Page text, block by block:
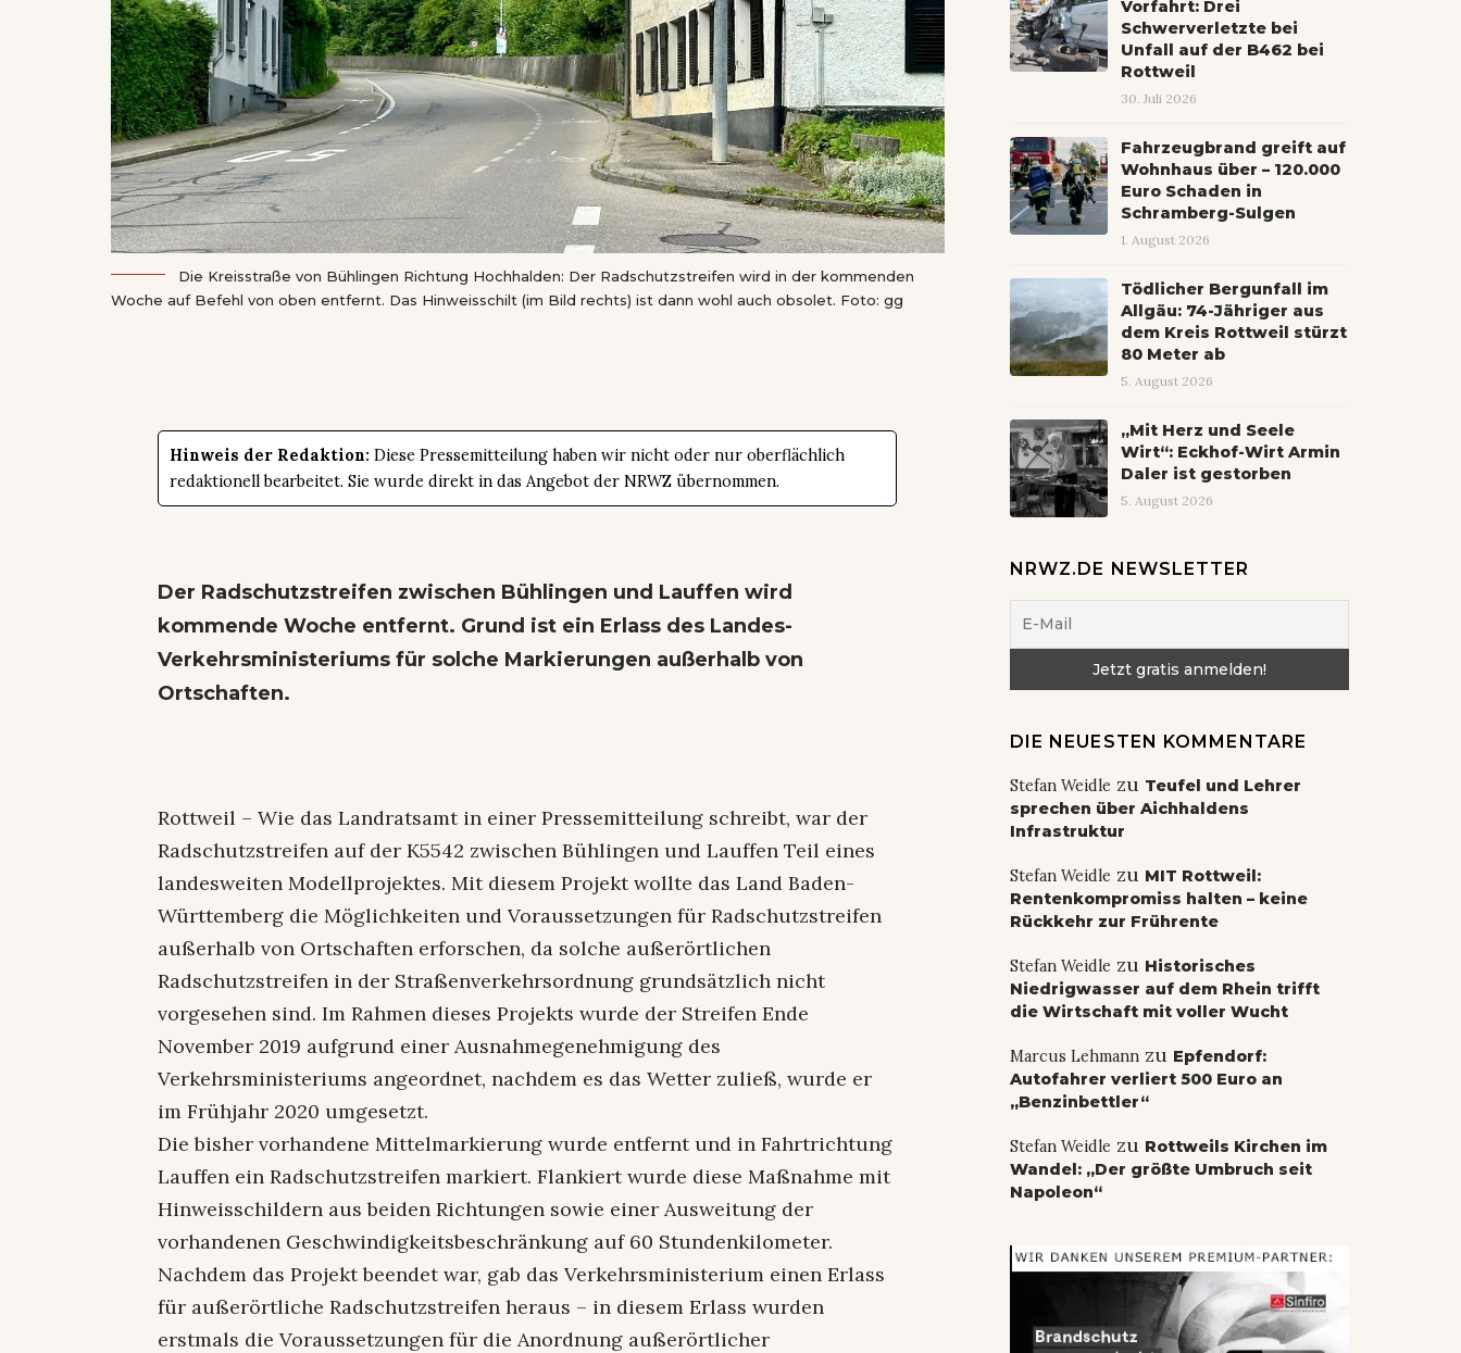
Die Kreisstraße von Bühlingen Richtung Hochhalden: Der Radschutzstreifen wird in der kommenden
Woche auf Befehl von oben entfernt. Das Hinweisschilt (im Bild rechts) ist dann wohl auch obsolet. Foto: gg
Hinweis der Redaktion: Diese Pressemitteilung haben wir nicht oder nur oberflächlich
redaktionell bearbeitet. Sie wurde direkt in das Angebot der NRWZ übernommen.
Der Radschutzstreifen zwischen Bühlingen und Lauffen wird
kommende Woche entfernt. Grund ist ein Erlass des Landes-
Verkehrsministeriums für solche Markierungen außerhalb von
Ortschaften.
Rottweil – Wie das Landratsamt in einer Pressemitteilung schreibt, war der
Radschutzstreifen auf der K5542 zwischen Bühlingen und Lauffen Teil eines
landesweiten Modellprojektes. Mit diesem Projekt wollte das Land Baden-
Württemberg die Möglichkeiten und Voraussetzungen für Radschutzstreifen
außerhalb von Ortschaften erforschen, da solche außerörtlichen
Radschutzstreifen in der Straßenverkehrsordnung grundsätzlich nicht
vorgesehen sind. Im Rahmen dieses Projekts wurde der Streifen Ende
November 2019 aufgrund einer Ausnahmegenehmigung des
Verkehrsministeriums angeordnet, nachdem es das Wetter zuließ, wurde er
im Frühjahr 2020 umgesetzt.
Die bisher vorhandene Mittelmarkierung wurde entfernt und in Fahrtrichtung
Lauffen ein Radschutzstreifen markiert. Flankiert wurde diese Maßnahme mit
Hinweisschildern aus beiden Richtungen sowie einer Ausweitung der
vorhandenen Geschwindigkeitsbeschränkung auf 60 Stundenkilometer.
Nachdem das Projekt beendet war, gab das Verkehrsministerium einen Erlass
für außerörtliche Radschutzstreifen heraus – in diesem Erlass wurden
erstmals die Voraussetzungen für die Anordnung außerörtlicher
Vorfahrt: Drei
Schwerverletzte bei
Unfall auf der B462 bei
Rottweil
30. Juli 2026
Fahrzeugbrand greift auf
Wohnhaus über – 120.000
Euro Schaden in
Schramberg-Sulgen
1. August 2026
Tödlicher Bergunfall im
Allgäu: 74-Jähriger aus
dem Kreis Rottweil stürzt
80 Meter ab
5. August 2026
„Mit Herz und Seele
Wirt“: Eckhof-Wirt Armin
Daler ist gestorben
5. August 2026
NRWZ.DE NEWSLETTER
DIE NEUESTEN KOMMENTARE
Stefan Weidle zu Teufel und Lehrer
sprechen über Aichhaldens
Infrastruktur
Stefan Weidle zu MIT Rottweil:
Rentenkompromiss halten – keine
Rückkehr zur Frührente
Stefan Weidle zu Historisches
Niedrigwasser auf dem Rhein trifft
die Wirtschaft mit voller Wucht
Marcus Lehmannzu Epfendorf:
Autofahrer verliert 500 Euro an
„Benzinbettler“
Stefan Weidle zu Rottweils Kirchen im
Wandel: „Der größte Umbruch seit
Napoleon“